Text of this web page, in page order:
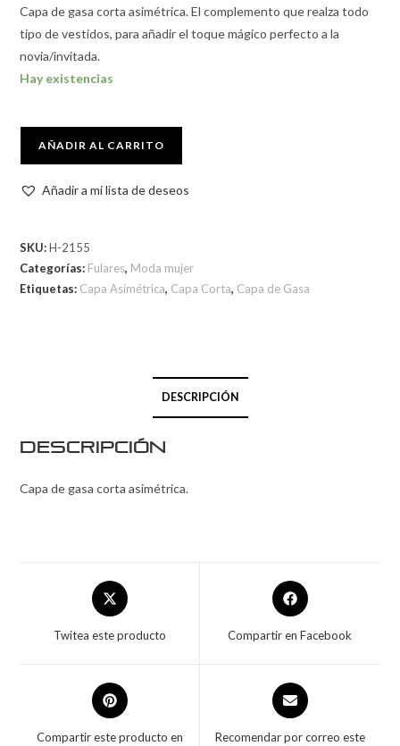
Capa de gasa corta asimétrica. El complemento que realza todo
tipo de vestidos, para añadir el toque mágico perfecto a la
novia/invitada.
Hay existencias
AÑADIR AL CARRITO
Añadir a mi lista de deseos
SKU:H-2155
Categorías: Fulares, Moda mujer
Etiquetas: Capa Asimétrica, Capa Corta, Capa de Gasa
DESCRIPCIÓN
Descripción
Capa de gasa corta asimétrica.
Twitea este producto Compartir en Facebook
Compartir este producto en
Recomendar por correo este